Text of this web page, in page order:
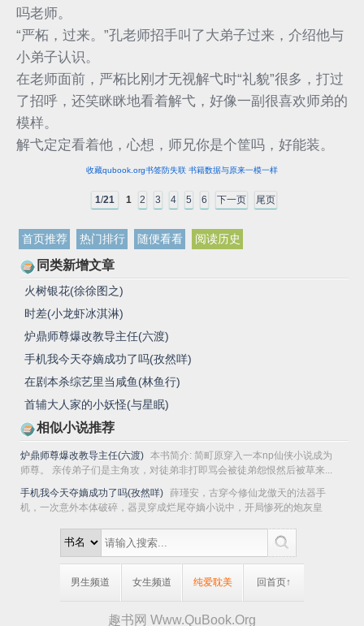
吗老师。
“严柘，过来。”孔老师招手叫了大弟子过来，介绍他与
小弟子认识。
在老师面前，严柘比刚才无视解弋时“礼貌”很多，打过
了招呼，还笑眯眯地看着解弋，好像一副很喜欢师弟的
模样。
解弋定定看着他，心想，师兄你是个筐吗，好能装。
收藏qubook.org书签防失联 书籍数据与原来一模一样
1/21 1 2 3 4 5 6 下一页 尾页
首页推荐 热门排行 随便看看 阅读历史
同类新增文章
火树银花(徐徐图之)
时差(小龙虾冰淇淋)
炉鼎师尊爆改教导主任(六渡)
手机我今天夺嫡成功了吗(孜然咩)
在剧本杀综艺里当咸鱼(林鱼行)
首辅大人家的小妖怪(与星眠)
相似小说推荐
炉鼎师尊爆改教导主任(六渡) 本书简介: 简町原穿入一本np仙侠小说成为
师尊。 亲传弟子们是主角攻，对徒弟非打即骂会被徒弟怨恨然后被草来...
手机我今天夺嫡成功了吗(孜然咩) 薛瑾安，古穿今修仙龙傲天的法器手
机，一次意外本体破碎，器灵穿成烂尾夺嫡小说中，开局惨死的炮灰皇
男生频道 女生频道 纯爱耽美 回首页↑
趣书网 Www.QuBook.Org